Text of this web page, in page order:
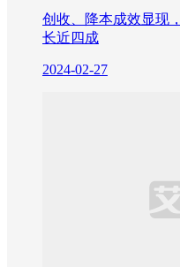
创收、降本成效显现
长近四成
2024-02-27